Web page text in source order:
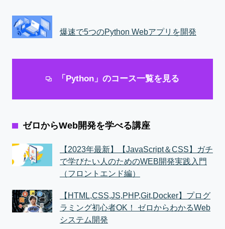
爆速で5つのPython Webアプリを開発
「Python」のコース一覧を見る
ゼロからWeb開発を学べる講座
【2023年最新】【JavaScript＆CSS】ガチ
で学びたい人のためのWEB開発実践入門
（フロントエンド編）
【HTML,CSS,JS,PHP,Git,Docker】プログ
ラミング初心者OK！ ゼロからわかるWeb
システム開発